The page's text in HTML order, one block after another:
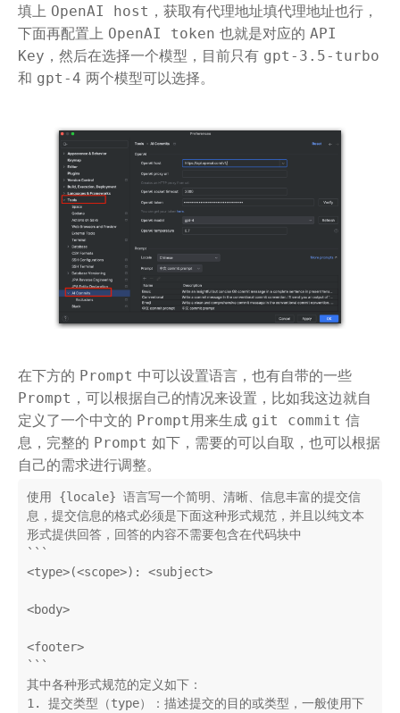
填上 OpenAI host ，获取有代理地址填代理地址也行，
下面再配置上 OpenAI token 也就是对应的 API
Key ，然后在选择一个模型，目前只有 gpt-3.5-turbo
和 gpt-4 两个模型可以选择。
在下方的 Prompt 中可以设置语言，也有自带的一些
Prompt ，可以根据自己的情况来设置，比如我这边就自
定义了一个中文的 Prompt 用来生成 git commit 信
息，完整的 Prompt 如下，需要的可以自取，也可以根据
自己的需求进行调整。
使用 {locale} 语言写一个简明、清晰、信息丰富的提交信
息，提交信息的格式必须是下面这种形式规范，并且以纯文本
形式提供回答，回答的内容不需要包含在代码块中
```
<type>(<scope>): <subject>
<body>
<footer>
```
其中各种形式规范的定义如下：
1. 提交类型（type）：描述提交的目的或类型，一般使用下